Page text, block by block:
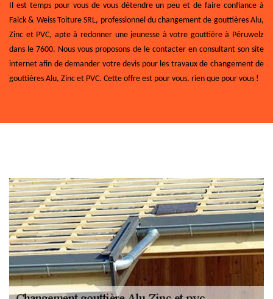
Il est temps pour vous de vous détendre un peu et de faire confiance à
Falck & Weiss Toiture SRL, professionnel du changement de gouttières Alu,
Zinc et PVC, apte à redonner une jeunesse à votre gouttière à Péruwelz
dans le 7600. Nous vous proposons de le contacter en consultant son site
internet afin de demander votre devis pour les travaux de changement de
gouttières Alu, Zinc et PVC. Cette offre est pour vous, rien que pour vous !